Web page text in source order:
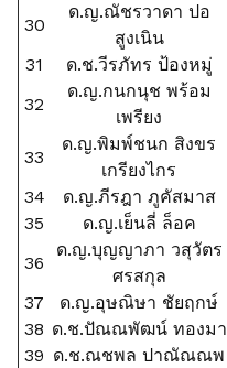
30
ด.ญ.ณัชรวาดา ปอ
สูงเนิน
31
ด.ช.วีรภัทร ป้องหมู่
32
ด.ญ.กนกนุช พร้อม
เพรียง
33
ด.ญ.พิมพ์ชนก สิงขร
เกรียงไกร
34
ด.ญ.ภีรฎา ภูคัสมาส
35
ด.ญ.เย็นลี่ ล็อค
36
ด.ญ.บุญญาภา วสุวัตร
ศรสกุล
37
ด.ญ.อุษณิษา ชัยฤกษ์
38 ด.ช.ปัณณพัฒน์ ทองมา
39 ด.ช.ณชพล ปาณัณณพ